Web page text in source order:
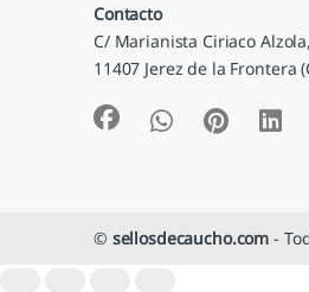
Contacto
C/ Marianista Ciriaco
11407 Jerez de la Frontera
© sellosdecaucho.com -